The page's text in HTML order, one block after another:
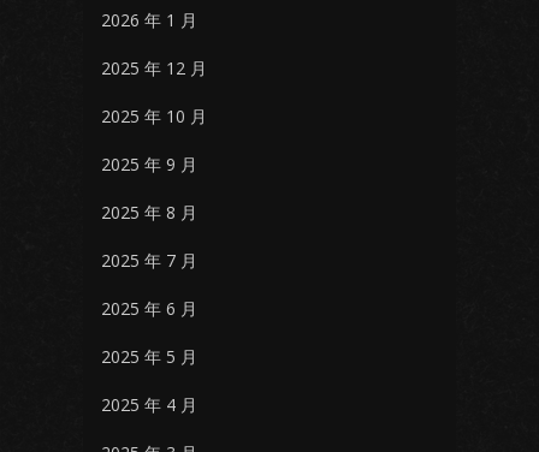
2026 年 1 月
2025 年 12 月
2025 年 10 月
2025 年 9 月
2025 年 8 月
2025 年 7 月
2025 年 6 月
2025 年 5 月
2025 年 4 月